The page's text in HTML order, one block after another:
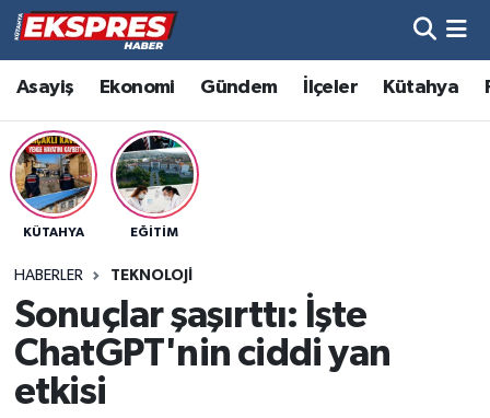
Asayiş Ekonomi Gündem İlçeler Kütahya
KÜTAHYA EĞITIM
HABERLER TEKNOLOJI
Sonuçlar şaşırttı: İşte
ChatGPT'nin ciddi yan
etkisi
Altıntaş
Asayiş
Aslanapa
Bölge
Çavdarhisar
Hava Durumu
Trafik Durumu
Süper Lig Puan Durumu ve Fikstür
Son Dakika Haberleri
Haber Arşivi